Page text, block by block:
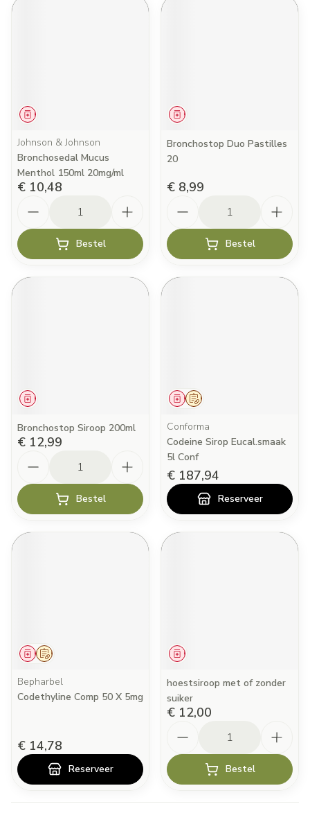
Geneesmiddel
Johnson & Johnson
Bronchosedal Mucus
Menthol 150ml 20mg/ml
€ 10,48
Bestel
Geneesmiddel
Bronchostop Duo Pastilles
20
€ 8,99
Bestel
Geneesmiddel
Bronchostop Siroop 200ml
€ 12,99
Bestel
Op voorschrift
Geneesmiddel
Conforma
Codeine Sirop Eucal.smaak
5l Conf
€ 187,94
Reserveer
Op voorschrift
Geneesmiddel
Bepharbel
Codethyline Comp 50 X 5mg
€ 14,78
Reserveer
Geneesmiddel
hoestsiroop met of zonder
suiker
€ 12,00
Bestel